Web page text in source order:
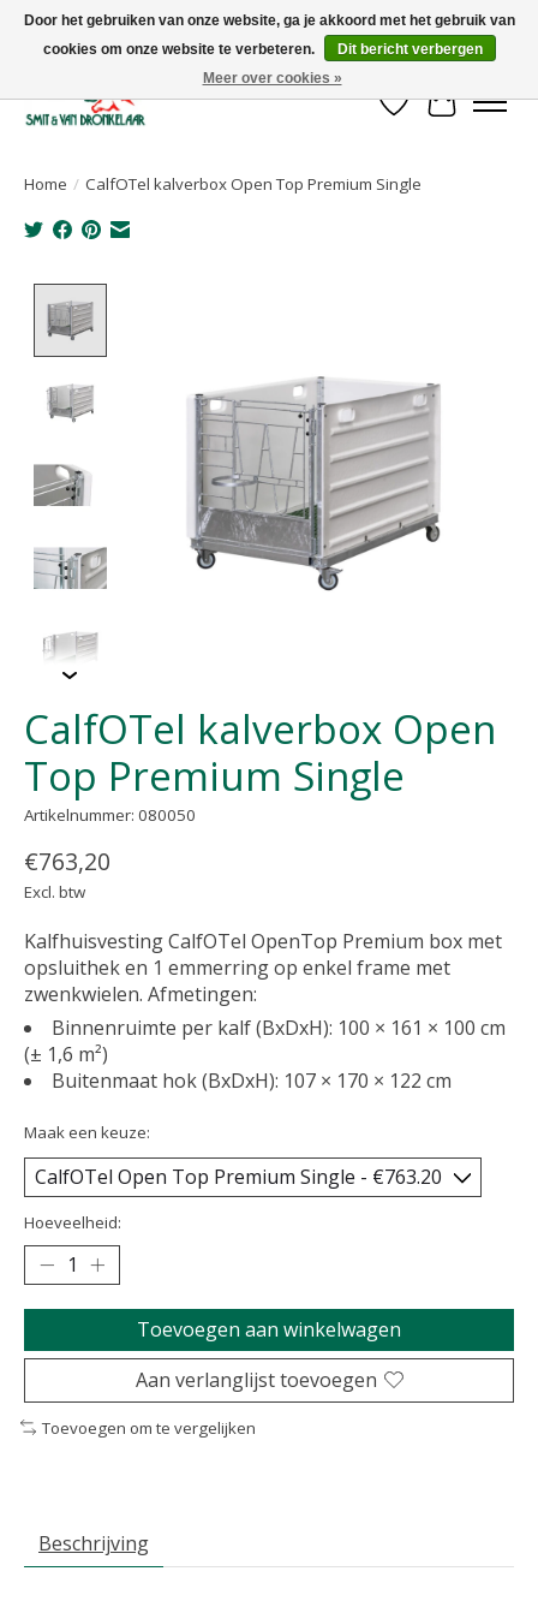
Uw leverancier voor stalinrichtingen en het opruwen van betonvloeren!
Verlanglijst
Home / CalfOTel kalverbox Open Top Premium Single
CalfOTel kalverbox Open
Top Premium Single
Artikelnummer: 080050
€763,20
Excl. btw
Kalfhuisvesting CalfOTel OpenTop Premium box met
opsluithek en 1 emmerring op enkel frame met
zwenkwielen. Afmetingen:
Binnenruimte per kalf (BxDxH): 100 × 161 × 100 cm
(± 1,6 m²)
Buitenmaat hok (BxDxH): 107 × 170 × 122 cm
Maak een keuze:
Hoeveelheid:
Toevoegen aan winkelwagen
Aan verlanglijst toevoegen
Toevoegen om te vergelijken
Beschrijving
Door het gebruiken van onze website, ga je akkoord met het gebruik van
cookies om onze website te verbeteren.
Dit bericht verbergen
Meer over cookies »